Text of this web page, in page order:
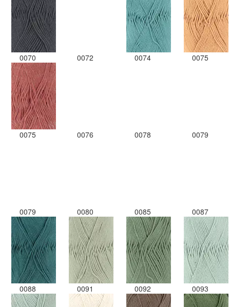
0070 0072 0074 0075
0075 0076 0078 0079
0079 0080 0085 0087
0088 0091 0092 0093